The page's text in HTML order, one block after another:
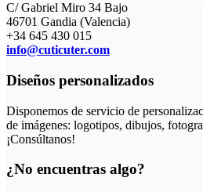
C/ Gabriel Miro 34 Bajo
46701 Gandia (Valencia)
+34 645 430 015
info@cuticuter.com
Diseños personalizados
Disponemos de servicio de
de imágenes: logotipos, dibujos,
¡Consúltanos!
¿No encuentras algo?